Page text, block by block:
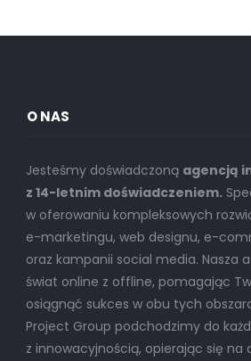
O NAS
Jesteśmy doświadczoną agencją
z 14-letnim doświadczeniem.
w oferowaniu kompleksowych
e-marketingu, web designu, e-
oraz kampanii social media. Nasza
świat online z offline, pomagając
osiągnąć sukces w obu tych
Project Group podchodzimy do
z innowacyjnością, opierając się na